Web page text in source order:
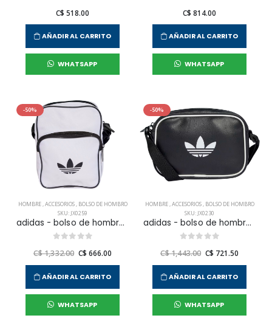
C$ 518.00
AÑADIR AL CARRITO
WHATSAPP
C$ 814.00
AÑADIR AL CARRITO
WHATSAPP
-50%
HOMBRE,ACCESORIOS, BOLSO DE HOMBRO
SKU: JX0259
adidas - bolso de hombro adicolor sib para hombre
C$ 1,332.00 C$ 666.00
AÑADIR AL CARRITO
WHATSAPP
-50%
HOMBRE,ACCESORIOS, BOLSO DE HOMBRO
SKU: JX0230
adidas - bolso de hombro airliner xs para hombre
C$ 1,443.00 C$ 721.50
AÑADIR AL CARRITO
WHATSAPP